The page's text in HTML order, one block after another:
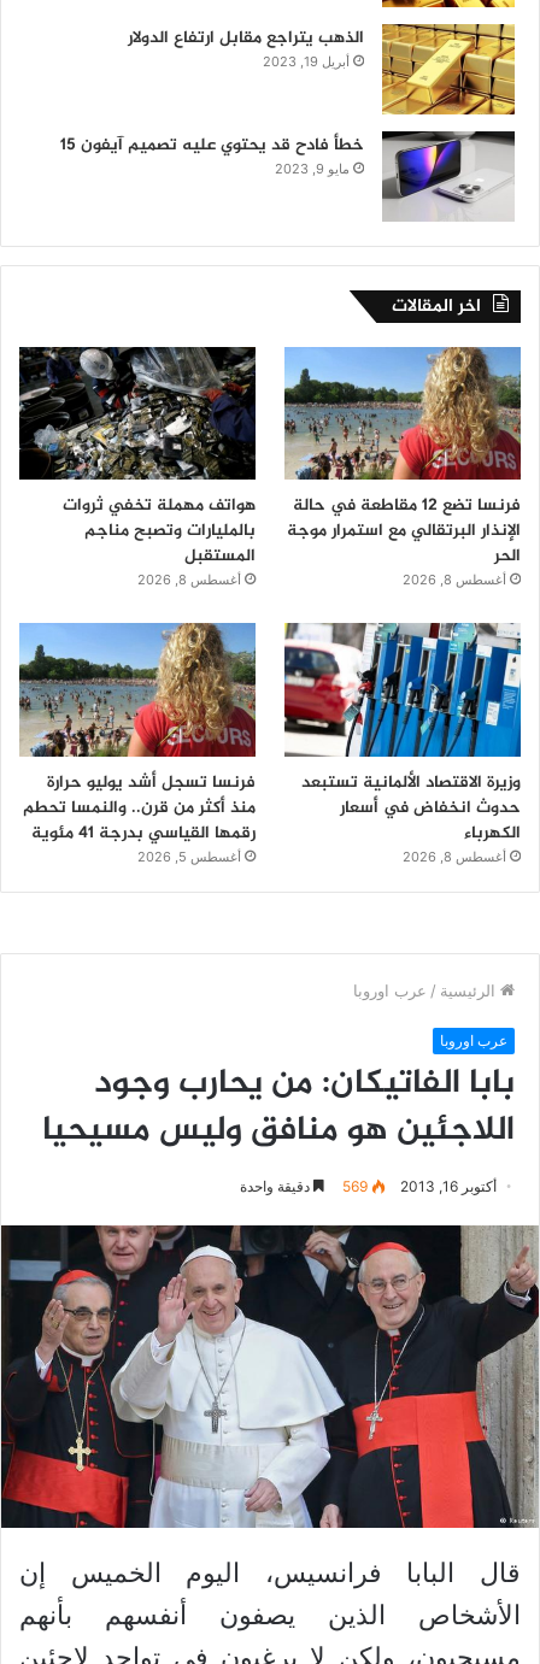
الذهب يتراجع مقابل ارتفاع الدولار
أبريل 19, 2023
خطأ فادح قد يحتوي عليه تصميم آيفون 15
مايو 9, 2023
اخر المقالات
فرنسا تضع 12 مقاطعة في حالة
الإنذار البرتقالي مع استمرار موجة
الحر
أغسطس 8, 2026
هواتف مهملة تخفي ثروات
بالمليارات وتصبح مناجم
المستقبل
أغسطس 8, 2026
وزيرة الاقتصاد الألمانية تستبعد
حدوث انخفاض في أسعار
الكهرباء
أغسطس 8, 2026
فرنسا تسجل أشد يوليو حرارة
منذ أكثر من قرن.. والنمسا تحطم
رقمها القياسي بدرجة 41 مئوية
أغسطس 5, 2026